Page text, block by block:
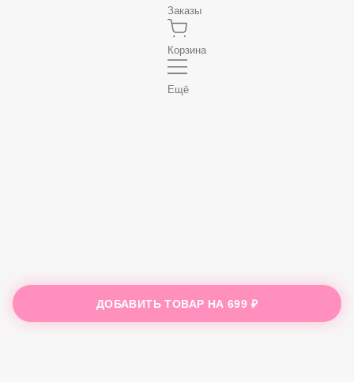
ДОБАВИТЬ ТОВАР НА699 ₽
Заказы
Корзина
Ещё